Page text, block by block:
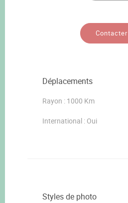
Contacter
Déplacements
Rayon : 1000 Km
International : Oui
Styles de photo